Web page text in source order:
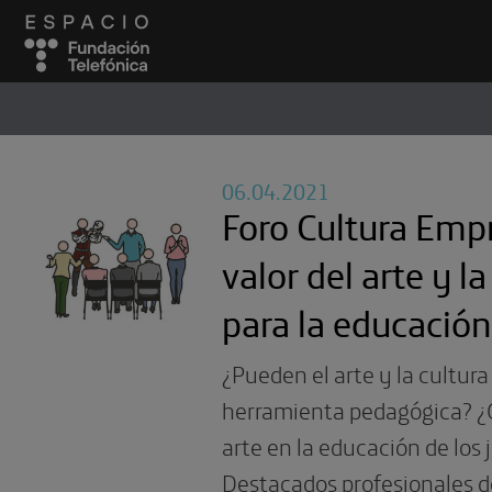
06.04.2021
Foro Cultura
valor del arte y
para la educación
¿Pueden el arte y la
herramienta pedagógica?
arte en la educación de los
Destacados profesionales